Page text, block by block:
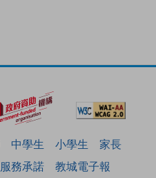
中學生 小學生
家長
服務承諾 教城電子報